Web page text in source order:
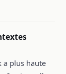
a plus haute